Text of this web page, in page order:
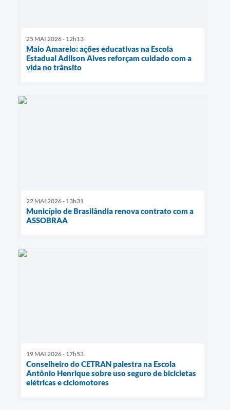
25 MAI 2026 - 12h13
Maio Amarelo: ações educativas na Escola
Estadual Adilson Alves reforçam cuidado com a
vida no trânsito
22 MAI 2026 - 13h31
Município de Brasilândia renova contrato com a
ASSOBRAA
19 MAI 2026 - 17h53
Conselheiro do CETRAN palestra na Escola
Antônio Henrique sobre uso seguro de bicicletas
elétricas e ciclomotores